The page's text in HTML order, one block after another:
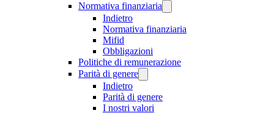
Normativa finanziaria
Indietro
Normativa finanziaria
Mifid
Obbligazioni
Politiche di remunerazione
Parità di genere
Indietro
Parità di genere
I nostri valori